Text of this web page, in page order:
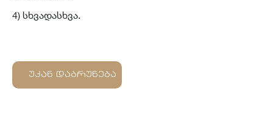
4) სხვადასხვა.
უკან დაბრუნება